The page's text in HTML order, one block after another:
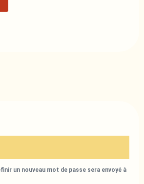
un nouveau mot de passe sera envoyé à